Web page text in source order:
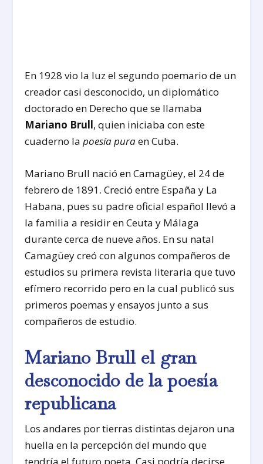
En 1928 vio la luz el segundo poemario de un
creador casi desconocido, un diplomático
doctorado en Derecho que se llamaba
Mariano Brull, quien iniciaba con este
cuaderno lapoesía puraen Cuba.
Mariano Brull nació en Camagüey, el 24 de
febrero de 1891. Creció entre España y La
Habana, pues su padre oficial español llevó a
la familia a residir en Ceuta y Málaga
durante cerca de nueve años. En su natal
Camagüey creó con algunos compañeros de
estudios su primera revista literaria que tuvo
efímero recorrido pero en la cual publicó sus
primeros poemas y ensayos junto a sus
compañeros de estudio.
Mariano Brull el gran
desconocido de la poesía
republicana
Los andares por tierras distintas dejaron una
huella en la percepción del mundo que
tendría el futuro poeta. Casi podría decirse